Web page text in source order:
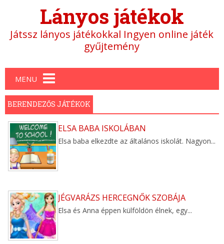
Lányos játékok
Játssz lányos játékokkal Ingyen online játék
gyűjtemény
Main menu
MENU
BERENDEZŐS JÁTÉKOK
ELSA BABA ISKOLÁBAN
Elsa baba elkezdte az általános iskolát. Nagyon...
JÉGVARÁZS HERCEGNŐK SZOBÁJA
Elsa és Anna éppen külföldön élnek, egy...